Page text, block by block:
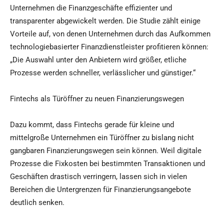
Unternehmen die Finanzgeschäfte effizienter und
transparenter abgewickelt werden. Die Studie zählt einige
Vorteile auf, von denen Unternehmen durch das Aufkommen
technologiebasierter Finanzdienstleister profitieren können:
„Die Auswahl unter den Anbietern wird größer, etliche
Prozesse werden schneller, verlässlicher und günstiger.“
Fintechs als Türöffner zu neuen Finanzierungswegen
Dazu kommt, dass Fintechs gerade für kleine und
mittelgroße Unternehmen ein Türöffner zu bislang nicht
gangbaren Finanzierungswegen sein können. Weil digitale
Prozesse die Fixkosten bei bestimmten Transaktionen und
Geschäften drastisch verringern, lassen sich in vielen
Bereichen die Untergrenzen für Finanzierungsangebote
deutlich senken.